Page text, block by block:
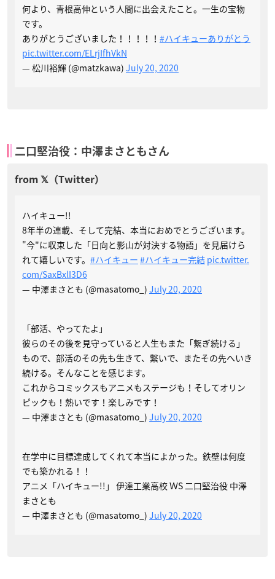
何より、青根高伸という人間に出会えたこと。一生の宝物
です。
ありがとうございました！！！！！ #ハイキューありがとう
pic.twitter.com/ELrjIfhVkN
— 松川裕輝 (@matzkawa) July 20, 2020
二口堅治役：中澤まさともさん
ハイキュー!!
8年半の連載、そして完結、本当におめでとうございます。
"今"に収束した「日向と影山が対決する物語」を見届けら
れて嬉しいです。 #ハイキュー #ハイキュー完結 pic.twitter.
com/SaxBxlI3D6
— 中澤まさとも (@masatomo_) July 20, 2020
「部活、やってたよ」
彼らのその後を見守っていると人生もまた「繋ぎ続ける」
もので、部活のその先も生きて、繋いで、またその先へいき
続ける。そんなことを感じます。
これからコミックスもアニメもステージも！そしてオリン
ピックも！熱いです！楽しみです！
— 中澤まさとも (@masatomo_) July 20, 2020
在学中に目標達成してくれて本当によかった。鉄壁は何度
でも築かれる！！
アニメ「ハイキュー!!」 伊達工業高校 ＷS 二口堅治役 中澤
まさとも
— 中澤まさとも (@masatomo_) July 20, 2020